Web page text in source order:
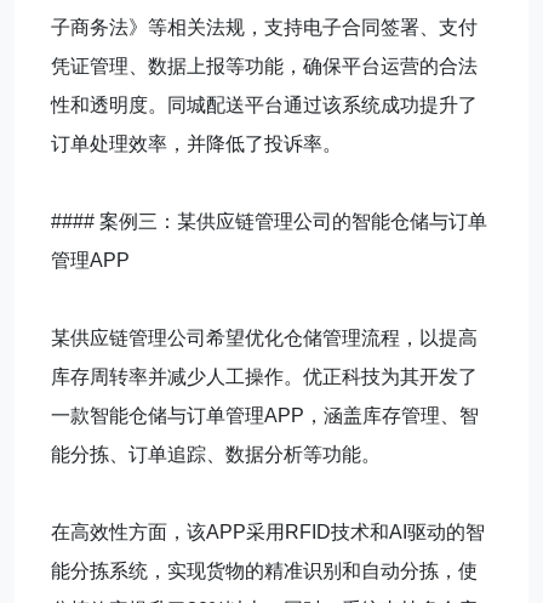
子商务法》等相关法规，支持电子合同签署、支付
凭证管理、数据上报等功能，确保平台运营的合法
性和透明度。同城配送平台通过该系统成功提升了
订单处理效率，并降低了投诉率。
#### 案例三：某供应链管理公司的智能仓储与订单
管理APP
某供应链管理公司希望优化仓储管理流程，以提高
库存周转率并减少人工操作。优正科技为其开发了
一款智能仓储与订单管理APP，涵盖库存管理、智
能分拣、订单追踪、数据分析等功能。
在高效性方面，该APP采用RFID技术和AI驱动的智
能分拣系统，实现货物的精准识别和自动分拣，使